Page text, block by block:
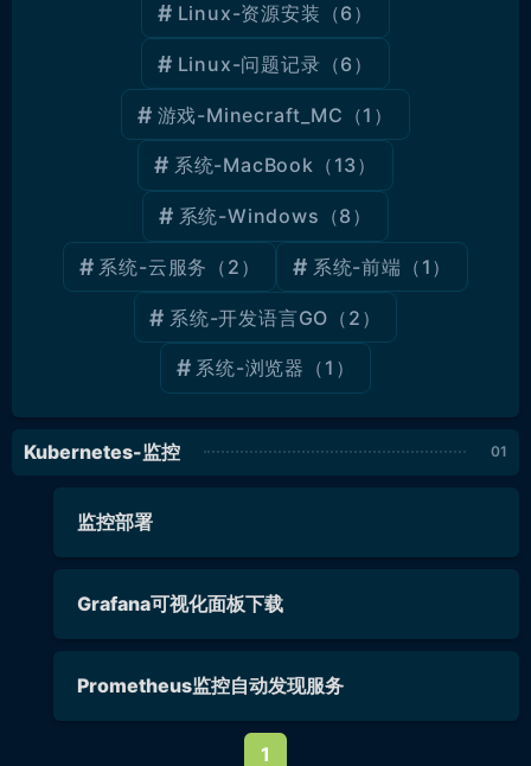
Linux-资源安装 （6）
Linux-问题记录 （6）
游戏-Minecraft_MC （1）
系统-MacBook （13）
系统-Windows （8）
系统-云服务 （2） 系统-前端 （1）
系统-开发语言GO （2）
系统-浏览器 （1）
Kubernetes-监控
监控部署
Grafana可视化面板下载
Prometheus监控自动发现服务
1